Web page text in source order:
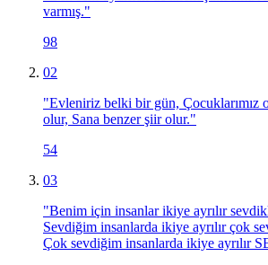
varmış."
98
02
"Evleniriz belki bir gün, Çocuklarımız
olur, Sana benzer şiir olur."
54
03
"Benim için insanlar ikiye ayrılır
Sevdiğim insanlarda ikiye ayrılır çok
Çok sevdiğim insanlarda ikiye ayrılır